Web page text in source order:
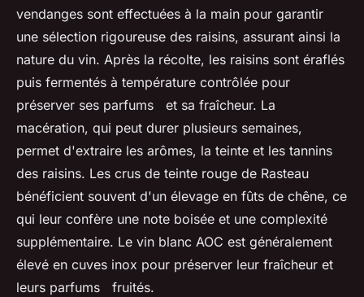
vendanges sont effectuées à la main pour garantir
une sélection rigoureuse des raisins, assurant ainsi la
nature du vin. Après la récolte, les raisins sont éraflés
puis fermentés à température contrôlée pour
préserver ses parfums et sa fraîcheur. La
macération, qui peut durer plusieurs semaines,
permet d'extraire les arômes, la teinte et les tannins
des raisins. Les crus de teinte rouge de Rasteau
bénéficient souvent d'un élevage en fûts de chêne, ce
qui leur confère une note boisée et une complexité
supplémentaire. Le vin blanc AOC est généralement
élevé en cuves inox pour préserver leur fraîcheur et
leurs parfums fruités.